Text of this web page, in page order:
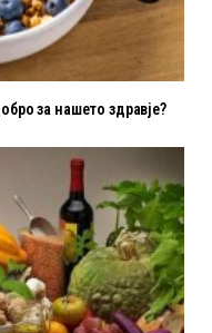
за нашето здравје?